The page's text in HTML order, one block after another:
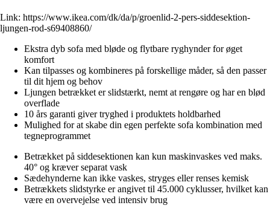
Link: https://www.ikea.com/dk/da/p/groenlid-2-pers-siddesektion-
ljungen-rod-s69408860/
Ekstra dyb sofa med bløde og flytbare ryghynder for øget
komfort
Kan tilpasses og kombineres på forskellige måder, så den passer
til dit hjem og behov
Ljungen betrækket er slidstærkt, nemt at rengøre og har en blød
overflade
10 års garanti giver tryghed i produktets holdbarhed
Mulighed for at skabe din egen perfekte sofa kombination med
tegneprogrammet
Betrækket på siddesektionen kan kun maskinvaskes ved maks.
40° og kræver separat vask
Sædehynderne kan ikke vaskes, stryges eller renses kemisk
Betrækkets slidstyrke er angivet til 45.000 cyklusser, hvilket kan
være en overvejelse ved intensiv brug